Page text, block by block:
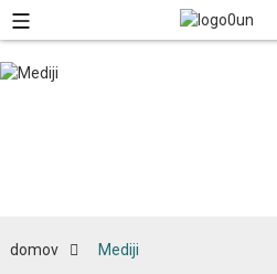
domov Mediji